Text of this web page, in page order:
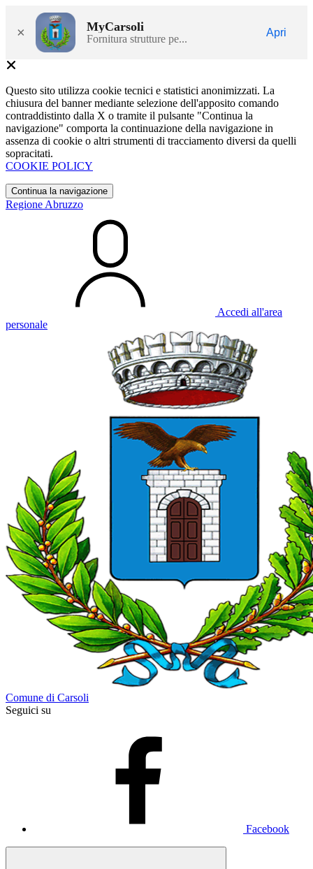
× MyCarsoli
Fornitura strutture pe...
Apri
Questo sito utilizza cookie tecnici e statistici anonimizzati. La
chiusura del banner mediante selezione dell'apposito comando
contraddistinto dalla X o tramite il pulsante "Continua la
navigazione" comporta la continuazione della navigazione in
assenza di cookie o altri strumenti di tracciamento diversi da quelli
sopracitati.
COOKIE POLICY
Continua la navigazione
Regione Abruzzo
Accedi all'area
personale
Comune di Carsoli
Seguici su
Facebook